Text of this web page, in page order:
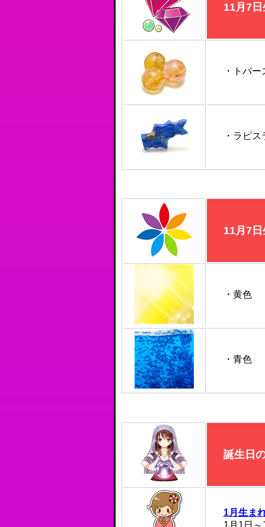
11月7
・トパー
・ラピス
11月7
・黄色
・青色
誕生日
1月生ま